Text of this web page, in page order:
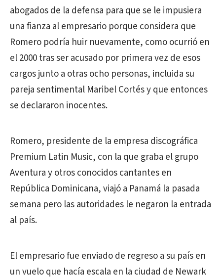
abogados de la defensa para que se le impusiera
una fianza al empresario porque considera que
Romero podría huir nuevamente, como ocurrió en
el 2000 tras ser acusado por primera vez de esos
cargos junto a otras ocho personas, incluida su
pareja sentimental Maribel Cortés y que entonces
se declararon inocentes.
Romero, presidente de la empresa discográfica
Premium Latin Music, con la que graba el grupo
Aventura y otros conocidos cantantes en
República Dominicana, viajó a Panamá la pasada
semana pero las autoridades le negaron la entrada
al país.
El empresario fue enviado de regreso a su país en
un vuelo que hacía escala en la ciudad de Newark